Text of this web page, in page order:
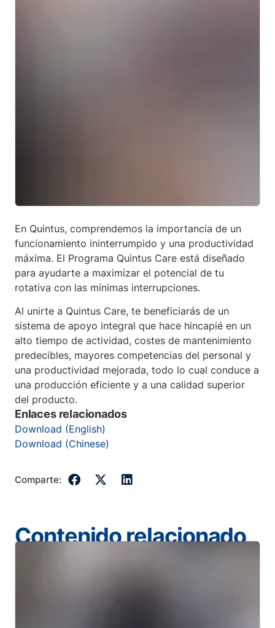
En Quintus, comprendemos la importancia de un
funcionamiento ininterrumpido y una productividad
máxima. El Programa Quintus Care está diseñado
para ayudarte a maximizar el potencial de tu
rotativa con las mínimas interrupciones.
Al unirte a Quintus Care, te beneficiarás de un
sistema de apoyo integral que hace hincapié en un
alto tiempo de actividad, costes de mantenimiento
predecibles, mayores competencias del personal y
una productividad mejorada, todo lo cual conduce a
una producción eficiente y a una calidad superior
del producto.
Enlaces relacionados
Download (English)
Download (Chinese)
Comparte:
Contenido relacionado